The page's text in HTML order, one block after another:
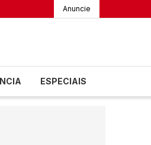
Anuncie
ESPECIAIS